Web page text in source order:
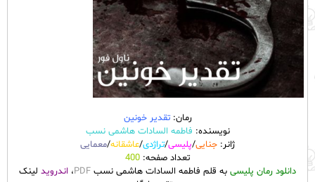
رمان:تقدیر خونین
نویسنده: فاطمه السادات هاشمی نسب
ژانر: جنایی/پلیسی/تراژدی/عاشقانه/معمایی
تعداد صفحه: 400
دانلود رمان پلیسی به قلم فاطمه السادات هاشمی نسب PDF، اندروید لینک